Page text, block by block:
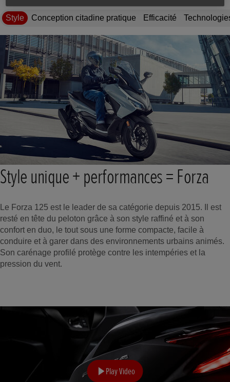
Style Conception citadine pratique Efficacité
Style unique + performances = Forza
Le Forza 125 est le leader de sa catégorie depuis 2015. Il est
resté en tête du peloton grâce à son style raffiné et à son
confort en duo, le tout sous une forme compacte, facile à
conduire et à garer dans des environnements urbains animés.
Son carénage profilé protège contre les intempéries et la
pression du vent.
Play Video